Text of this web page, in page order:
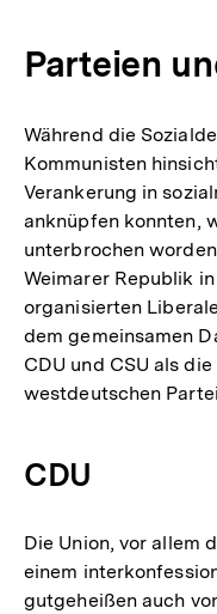
Parteien
Während die
Kommunisten
Verankerung in
anknüpfen konnten,
unterbrochen
Weimarer Republik
organisierten
dem gemeinsamen
CDU und CSU als
westdeutschen
CDU
Die Union, vor allem
einem
gutgeheißen auch